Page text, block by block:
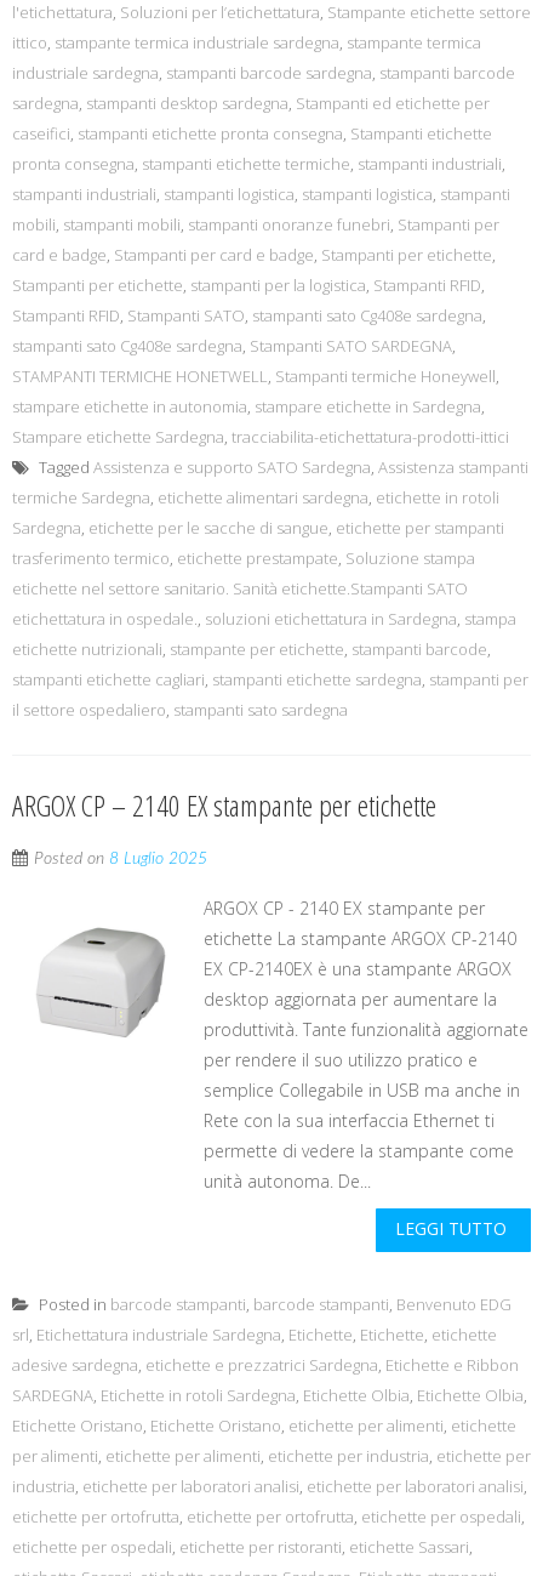
l'etichettatura, Soluzioni per l’etichettatura, Stampante etichette settore
ittico, stampante termica industriale sardegna, stampante termica
industriale sardegna, stampanti barcode sardegna, stampanti barcode
sardegna, stampanti desktop sardegna, Stampanti ed etichette per
caseifici, stampanti etichette pronta consegna, Stampanti etichette
pronta consegna, stampanti etichette termiche, stampanti industriali,
stampanti industriali, stampanti logistica, stampanti logistica, stampanti
mobili, stampanti mobili, stampanti onoranze funebri, Stampanti per
card e badge, Stampanti per card e badge, Stampanti per etichette,
Stampanti per etichette, stampanti per la logistica, Stampanti RFID,
Stampanti RFID, Stampanti SATO, stampanti sato Cg408e sardegna,
stampanti sato Cg408e sardegna, Stampanti SATO SARDEGNA,
STAMPANTI TERMICHE HONETWELL, Stampanti termiche Honeywell,
stampare etichette in autonomia, stampare etichette in Sardegna,
Stampare etichette Sardegna, tracciabilita-etichettatura-prodotti-ittici
Tagged Assistenza e supporto SATO Sardegna, Assistenza stampanti
termiche Sardegna, etichette alimentari sardegna, etichette in rotoli
Sardegna, etichette per le sacche di sangue, etichette per stampanti
trasferimento termico, etichette prestampate, Soluzione stampa
etichette nel settore sanitario. Sanità etichette.Stampanti SATO
etichettatura in ospedale., soluzioni etichettatura in Sardegna, stampa
etichette nutrizionali, stampante per etichette, stampanti barcode,
stampanti etichette cagliari, stampanti etichette sardegna, stampanti per
il settore ospedaliero, stampanti sato sardegna
ARGOX CP – 2140 EX stampante per etichette
Posted on 8 Luglio 2025
ARGOX CP - 2140 EX stampante per
etichette La stampante ARGOX CP-2140
EX CP-2140EX è una stampante ARGOX
desktop aggiornata per aumentare la
produttività. Tante funzionalità aggiornate
per rendere il suo utilizzo pratico e
semplice Collegabile in USB ma anche in
Rete con la sua interfaccia Ethernet ti
permette di vedere la stampante come
unità autonoma. De...
LEGGI TUTTO
Posted in barcode stampanti, barcode stampanti, Benvenuto EDG
srl, Etichettatura industriale Sardegna, Etichette, Etichette, etichette
adesive sardegna, etichette e prezzatrici Sardegna, Etichette e Ribbon
SARDEGNA, Etichette in rotoli Sardegna, Etichette Olbia, Etichette Olbia,
Etichette Oristano, Etichette Oristano, etichette per alimenti, etichette
per alimenti, etichette per alimenti, etichette per industria, etichette per
industria, etichette per laboratori analisi, etichette per laboratori analisi,
etichette per ortofrutta, etichette per ortofrutta, etichette per ospedali,
etichette per ospedali, etichette per ristoranti, etichette Sassari,